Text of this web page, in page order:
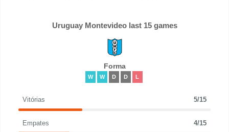
Uruguay Montevideo last 15 games
Forma
W W D D L
Vitórias 5/15
Empates 4/15